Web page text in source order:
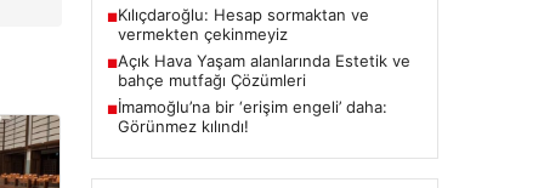
■Kılıçdaroğlu: Hesap sormaktan ve
vermekten çekinmeyiz
■Açık Hava Yaşam alanlarında Estetik ve
bahçe mutfağı Çözümleri
■İmamoğlu’na bir ‘erişim engeli’ daha:
Görünmez kılındı!